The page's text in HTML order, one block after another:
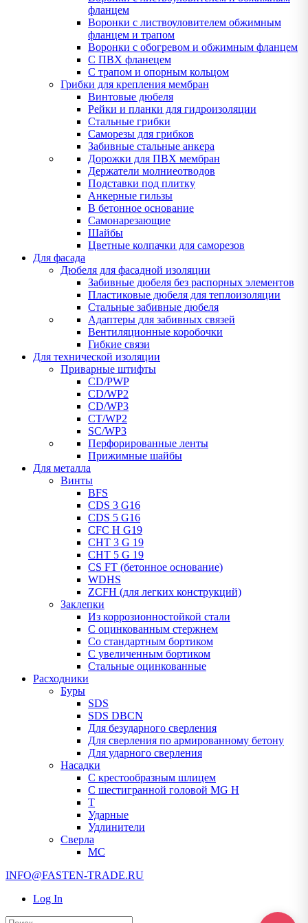
фланцем
Воронки с листвоуловителем обжимным
фланцем и трапом
Воронки с обогревом и обжимным фланцем
С ПВХ фланецем
С трапом и опорным кольцом
Грибки для крепления мембран
Винтовые дюбеля
Рейки и планки для гидроизоляции
Стальные грибки
Саморезы для грибков
Забивные стальные анкера
Дорожки для ПВХ мембран
Держатели молниеотводов
Подставки под плитку
Анкерные гильзы
В бетонное основание
Самонарезающие
Шайбы
Цветные колпачки для саморезов
Для фасада
Дюбеля для фасадной изоляции
Забивные дюбеля без распорных элементов
Пластиковые дюбеля для теплоизоляции
Стальные забивные дюбеля
Адаптеры для забивных связей
Вентиляционные коробочки
Гибкие связи
Для технической изоляции
Приварные штифты
CD/PWP
CD/WP2
CD/WP3
CT/WP2
SC/WP3
Перфорированные ленты
Прижимные шайбы
Для металла
Винты
BFS
CDS 3 G16
CDS 5 G16
CFC H G19
CHT 3 G 19
CHT 5 G 19
CS FT (бетонное основание)
WDHS
ZCFH (для легких конструкций)
Заклепки
Из коррозионностойкой стали
С оцинкованным стержнем
Со стандартным бортиком
С увеличенным бортиком
Стальные оцинкованные
Расходники
Буры
SDS
SDS DBCN
Для безударного сверления
Для сверления по армированному бетону
Для ударного сверления
Насадки
С крестообразным шлицем
С шестигранной головой MG H
T
Ударные
Удлинители
Сверла
МС
INFO@FASTEN-TRADE.RU
Log In